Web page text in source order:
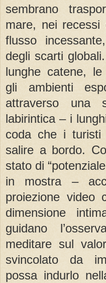
sembrano
mare, nei recessi
flusso
degli scarti
lunghe catene, le
gli ambienti
attraverso una
labirintica – i
coda che i turisti
salire a bordo.
stato di
in mostra –
proiezione video
dimensione
guidano
meditare sul
svincolato da
possa indurlo